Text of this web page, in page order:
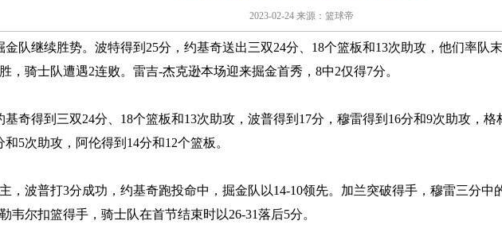
2023-02-24 来源：篮球帝
队继续胜势。波特得到25分，约基奇送出三双24分、18个篮板和13次助攻，他们率队
，骑士队遭遇2连败。雷吉-杰克逊本场迎来掘金首秀，8中2仅得7分。
得到三双24分、18个篮板和13次助攻，波普得到17分，穆雷得到16分和9次助攻，格
5次助攻，阿伦得到14分和12个篮板。
波普打3分成功，约基奇跑投命中，掘金队以14-10领先。加兰突破得手，穆雷三分中
尔扣篮得手，骑士队在首节结束时以26-31落后5分。